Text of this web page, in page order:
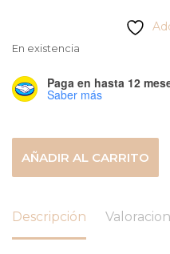
En existencia
Paga en hasta 12
Saber más
AÑADIR AL CARRITO
Descripción